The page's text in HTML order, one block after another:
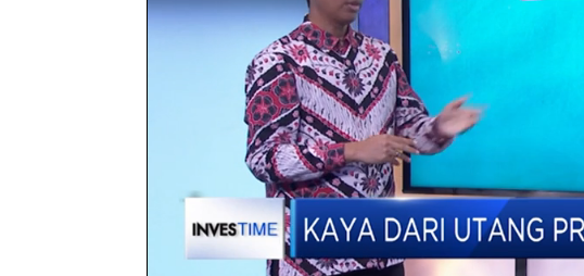
Seperti apa tips menjadikan utang agar produktif
dari utang tanpa mencampur beban utang?
Perencana Keuangan, Dani Rachmat dalam
#investasi #utang produktif #utang